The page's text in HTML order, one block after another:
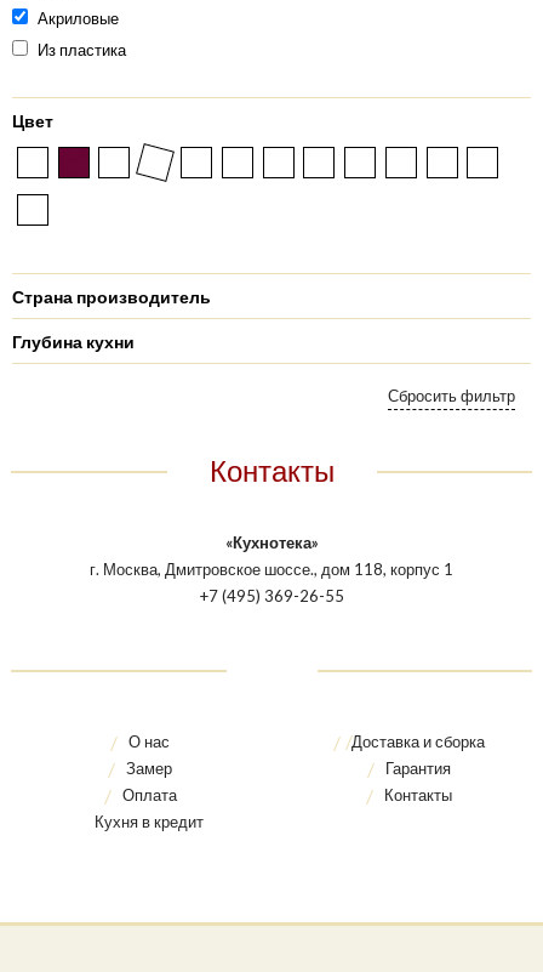
Акриловые
Из пластика
Цвет
Страна производитель
Глубина кухни
Контакты
«Кухнотека»
г. Москва, Дмитровское шоссе., дом 118, корпус 1
+7 (495) 369-26-55
О нас
Замер
Оплата
Кухня в кредит
Доставка и сборка
Гарантия
Контакты